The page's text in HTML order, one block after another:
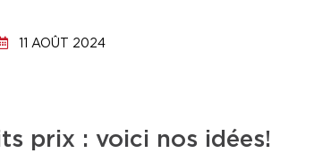
11 AOÛT 2024
prix : voici nos idées!